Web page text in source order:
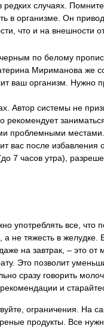
случаях.
в организме. Он
что и на
по белому
Мириманова же
ваш организм. Нужно
Автор системы не
рекомендует
проблемными
вас после избавления
7 часов утра),
употреблять все, что
не тяжесть в желудке.
на завтрак, – это
Это позволит
сразу говорить
и
ограничения. На
продукты. Все